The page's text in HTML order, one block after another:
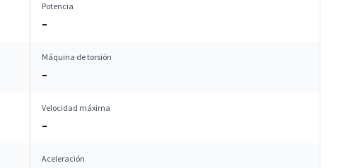
Potencia
–
Máquina de torsión
–
Velocidad máxima
–
Aceleración